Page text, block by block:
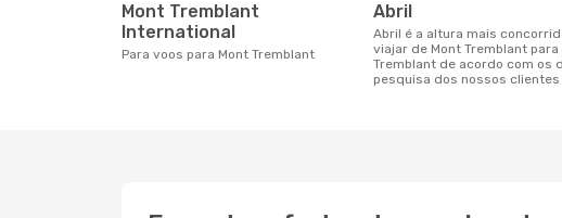
Mont Tremblant
International
Para voos para Mont Tremblant
abril
abril é a altura mais concorrida para
viajar de Mont Tremblant para
Tremblant de acordo com os
pesquisa dos nossos clientes